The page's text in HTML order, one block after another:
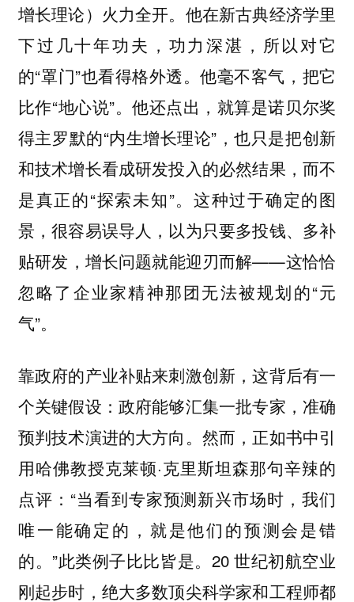
增长理论）火力全开。他在新古典经济学里
下过几十年功夫，功力深湛，所以对它
的“罩门”也看得格外透。他毫不客气，把它
比作“地心说”。他还点出，就算是诺贝尔奖
得主罗默的“内生增长理论”，也只是把创新
和技术增长看成研发投入的必然结果，而不
是真正的“探索未知”。这种过于确定的图
景，很容易误导人，以为只要多投钱、多补
贴研发，增长问题就能迎刃而解——这恰恰
忽略了企业家精神那团无法被规划的“元
气”。
靠政府的产业补贴来刺激创新，这背后有一
个关键假设：政府能够汇集一批专家，准确
预判技术演进的大方向。然而，正如书中引
用哈佛教授克莱顿·克里斯坦森那句辛辣的
点评：“当看到专家预测新兴市场时，我们
唯一能确定的，就是他们的预测会是错
的。”此类例子比比皆是。20 世纪初航空业
刚起步时，绝大多数顶尖科学家和工程师都